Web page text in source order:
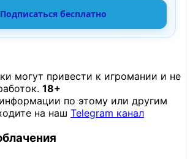
Подписаться бесплатно
могут привести к игромании и не
18+
по этому или другим
на наш Telegram канал